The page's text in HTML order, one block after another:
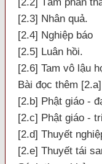
[2.3] Nhân quả.
[2.4] Nghiệp báo
[2.5] Luân hồi.
[2.6] Tam vô lậu
Bài đọc thêm
[2.b] Phật giáo -
[2.c] Phật giáo -
[2.d] Thuyết
[2.e] Thuyết tái